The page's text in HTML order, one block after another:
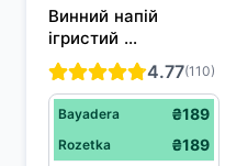
Винний напій
ігристий
ароматизований
Фраголіно Fiorelli
Rosso червоний
солодке 0.75 л 7%
4.77(110)
Bayadera ₴189
Rozetka ₴189